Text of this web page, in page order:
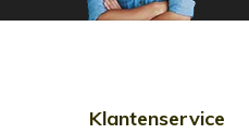
Klantenservice